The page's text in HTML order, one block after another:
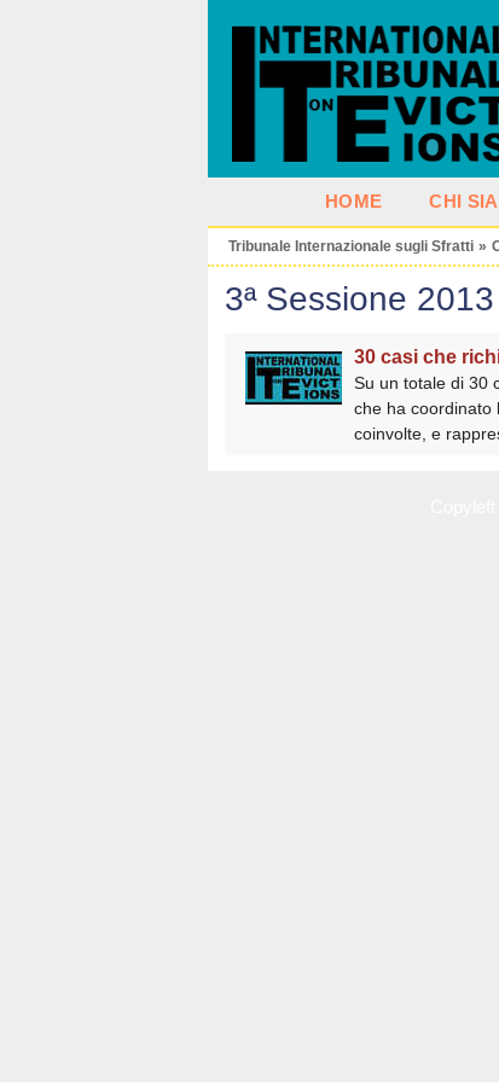
HOME CHI
Tribunale Internazionale sugli Sfratti »
3ª Sessione 2013
30 casi che
Su un totale di 30
che ha coordinato
coinvolte, e